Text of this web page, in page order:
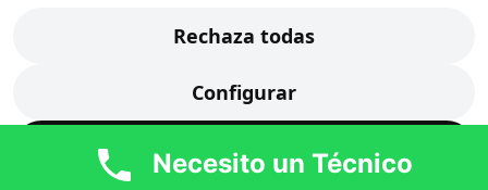
Rechaza todas
Configurar
Acepta todas
Necesito un Técnico